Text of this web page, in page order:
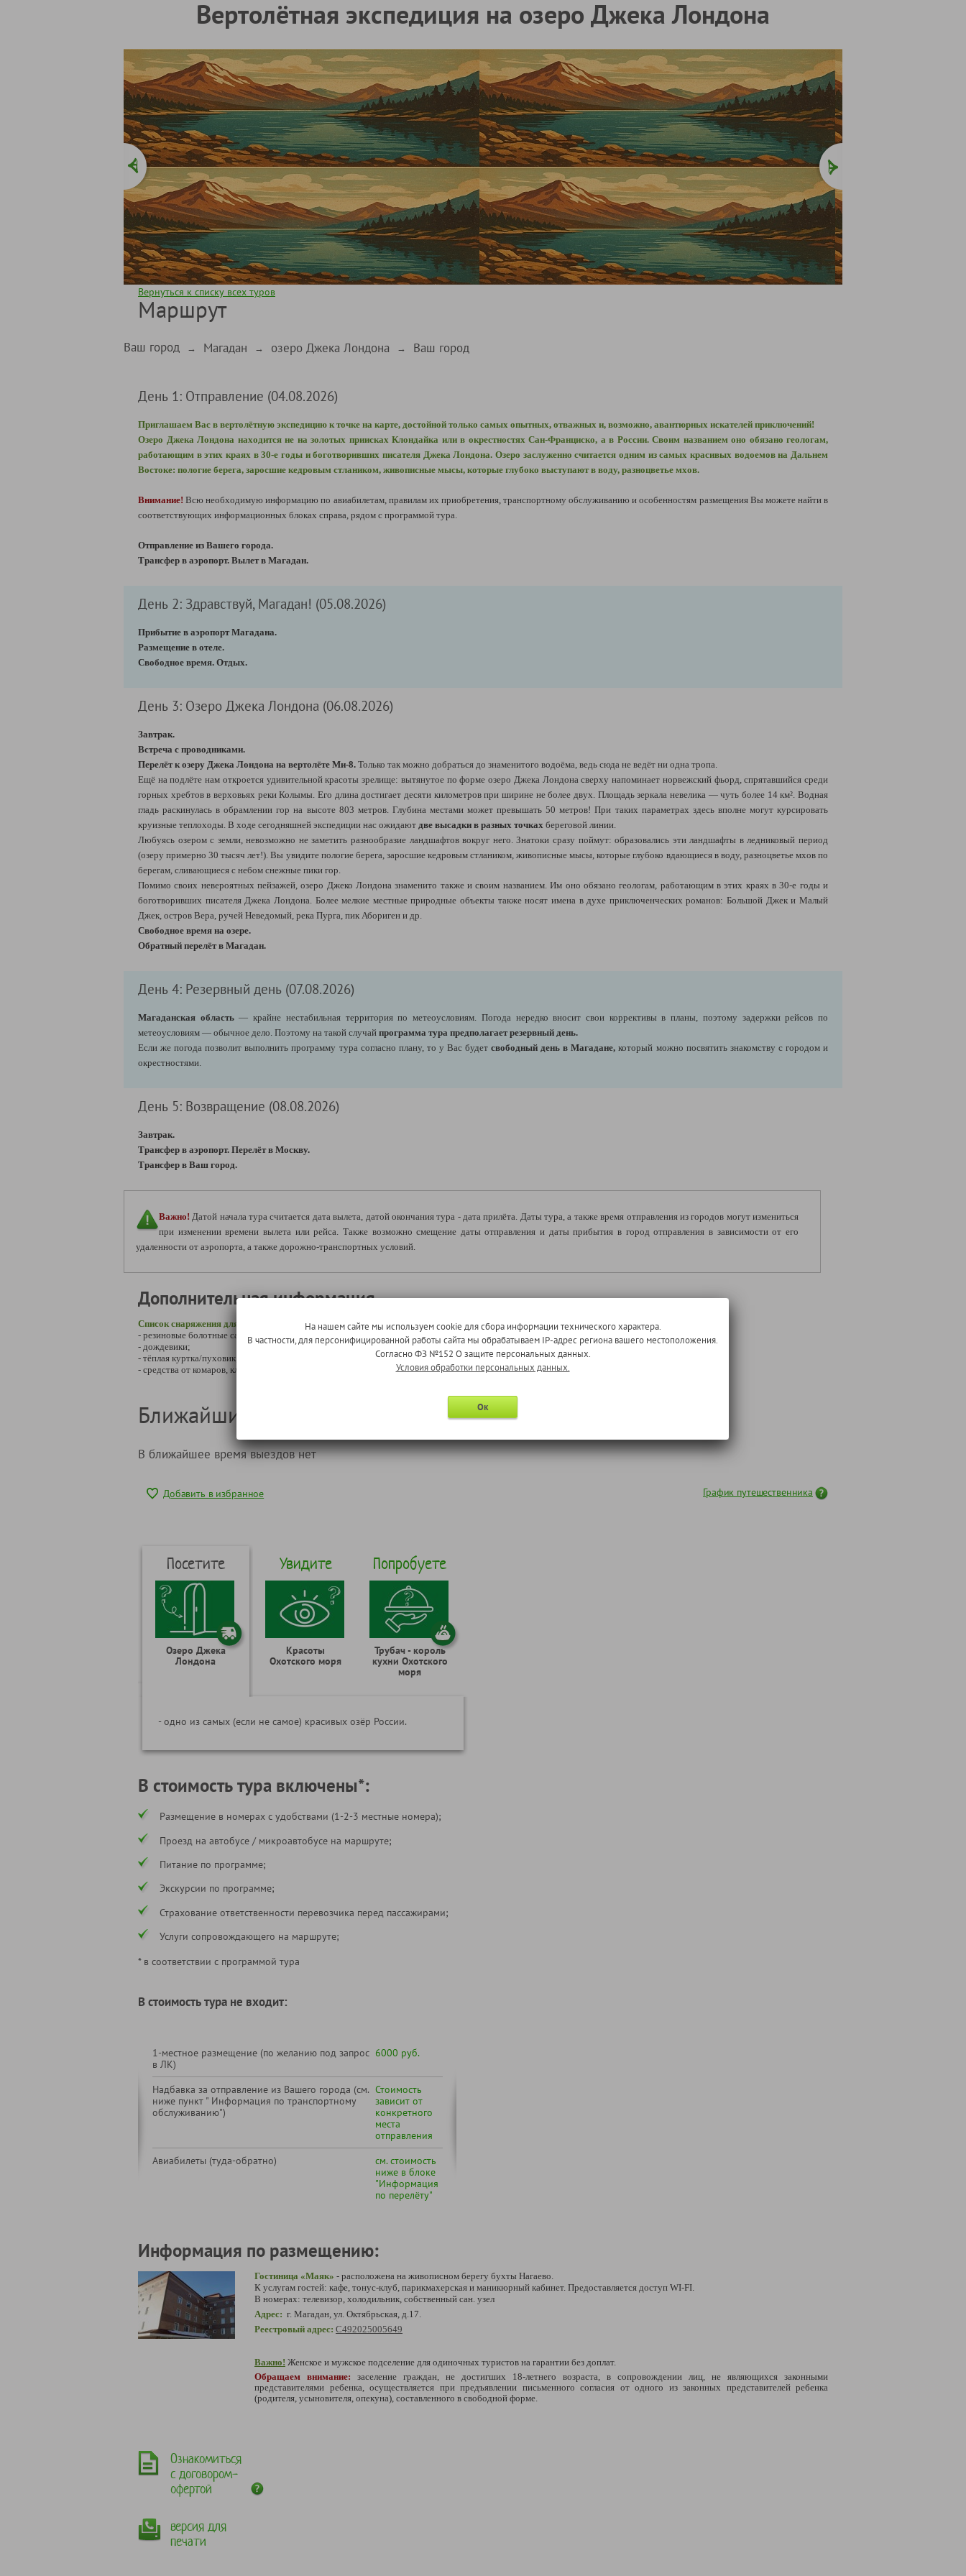
Вертолётная экспедиция на озеро Джека Лондона
Вернуться к списку всех туров
Маршрут
Ваш город → Магадан → озеро Джека Лондона → Ваш город
День 1: Отправление (04.08.2026)
Приглашаем Вас в вертолётную экспедицию к точке на карте, достойной только самых опытных, отважных и, возможно, авантюрных искателей приключений!
Озеро Джека Лондона находится не на золотых приисках Клондайка или в окрестностях Сан-Франциско, а в России. Своим названием оно обязано геологам,
работающим в этих краях в 30-е годы и боготворивших писателя Джека Лондона. Озеро заслуженно считается одним из самых красивых водоемов на Дальнем
Востоке: пологие берега, заросшие кедровым стлаником, живописные мысы, которые глубоко выступают в воду, разноцветье мхов.
Внимание! Всю необходимую информацию по авиабилетам, правилам их приобретения, транспортному обслуживанию и особенностям размещения Вы можете найти в
соответствующих информационных блоках справа, рядом с программой тура.
Отправление из Вашего города.
Трансфер в аэропорт. Вылет в Магадан.
День 2: Здравствуй, Магадан! (05.08.2026)
Прибытие в аэропорт Магадана.
Размещение в отеле.
Свободное время. Отдых.
День 3: Озеро Джека Лондона (06.08.2026)
Завтрак.
Встреча с проводниками.
Перелёт к озеру Джека Лондона на вертолёте Ми-8. Только так можно добраться до знаменитого водоёма, ведь сюда не ведёт ни одна тропа.
Ещё на подлёте нам откроется удивительной красоты зрелище: вытянутое по форме озеро Джека Лондона сверху напоминает норвежский фьорд, спрятавшийся среди
горных хребтов в верховьях реки Колымы. Его длина достигает десяти километров при ширине не более двух. Площадь зеркала невелика — чуть более 14 км². Водная
гладь раскинулась в обрамлении гор на высоте 803 метров. Глубина местами может превышать 50 метров! При таких параметрах здесь вполне могут курсировать
круизные теплоходы. В ходе сегодняшней экспедиции нас ожидают две высадки в разных точках береговой линии.
Любуясь озером с земли, невозможно не заметить разнообразие ландшафтов вокруг него. Знатоки сразу поймут: образовались эти ландшафты в ледниковый период
(озеру примерно 30 тысяч лет!). Вы увидите пологие берега, заросшие кедровым стлаником, живописные мысы, которые глубоко вдающиеся в воду, разноцветье мхов по
берегам, сливающиеся с небом снежные пики гор.
Помимо своих невероятных пейзажей, озеро Джеко Лондона знаменито также и своим названием. Им оно обязано геологам, работающим в этих краях в 30-е годы и
боготворивших писателя Джека Лондона. Более мелкие местные природные объекты также носят имена в духе приключенческих романов: Большой Джек и Малый
Джек, остров Вера, ручей Неведомый, река Пурга, пик Абориген и др.
Свободное время на озере.
Обратный перелёт в Магадан.
День 4: Резервный день (07.08.2026)
Магаданская область— крайне нестабильная территория по метеоусловиям. Погода нередко вносит свои коррективы в планы, поэтому задержки рейсов по
метеоусловиям — обычное дело. Поэтому на такой случай программа тура предполагает резервный день.
Если же погода позволит выполнить программу тура согласно плану, то у Вас будетсвободный день в Магадане, который можно посвятить знакомству с городом и
окрестностями.
День 5: Возвращение (08.08.2026)
Завтрак.
Трансфер в аэропорт. Перелёт в Москву.
Трансфер в Ваш город.
Важно!Датой начала тура считается дата вылета, датой окончания тура - дата прилёта. Даты тура, а также время отправления из городов могут измениться
при изменении времени вылета или рейса. Также возможно смещение даты отправления и даты прибытия в город отправления в зависимости от его
удаленности от аэропорта, а также дорожно-транспортных условий.
Дополнительная информация
Список снаряжения для туристов:
- резиновые болотные сапоги (по колено);
- дождевики;
- тёплая куртка/пуховик;
- средства от комаров, клещей.
Ближайшие даты тура
В ближайшее время выездов нет
Добавить в избранное График путешественника
Посетите
Озеро Джека
Лондона
Увидите
Красоты
Охотского моря
Попробуете
Трубач - король
кухни Охотского
моря
- одно из самых (если не самое) красивых озёр России.
В стоимость тура включены*:
Размещение в номерах с удобствами (1-2-3 местные номера);
Проезд на автобусе / микроавтобусе на маршруте;
Питание по программе;
Экскурсии по программе;
Страхование ответственности перевозчика перед пассажирами;
Услуги сопровождающего на маршруте;
* в соответствии с программой тура
В стоимость тура не входит:
1-местное размещение (по желанию под запрос
в ЛК)
6000 руб.
Надбавка за отправление из Вашего города (см.
ниже пункт " Информация по транспортному
обслуживанию")
Стоимость
зависит от
конкретного
места
отправления
Авиабилеты (туда-обратно)
см. стоимость
ниже в блоке
"Информация
по перелёту"
Информация по размещению:
Гостиница «Маяк» - расположена на живописном берегу бухты Нагаево.
К услугам гостей: кафе, тонус-клуб, парикмахерская и маникюрный кабинет. Предоставляется доступ WI-FI.
В номерах: телевизор, холодильник, собственный сан. узел
Адрес: г. Магадан, ул. Октябрьская, д.17.
Реестровый адрес: С492025005649
Важно! Женское и мужское подселение для одиночных туристов на гарантии без доплат.
Обращаем внимание: заселение граждан, не достигших 18-летнего возраста, в сопровождении лиц, не являющихся законными
представителями ребенка, осуществляется при предъявлении письменного согласия от одного из законных представителей ребенка
(родителя, усыновителя, опекуна), составленного в свободной форме.
Ознакомиться
с договором-
офертой
версия для
печати
На нашем сайте мы используем cookie для сбора информации технического характера.
В частности, для персонифицированной работы сайта мы обрабатываем IP-адрес региона вашего местоположения.
Согласно ФЗ №152 О защите персональных данных.
Условия обработки персональных данных.
Ок